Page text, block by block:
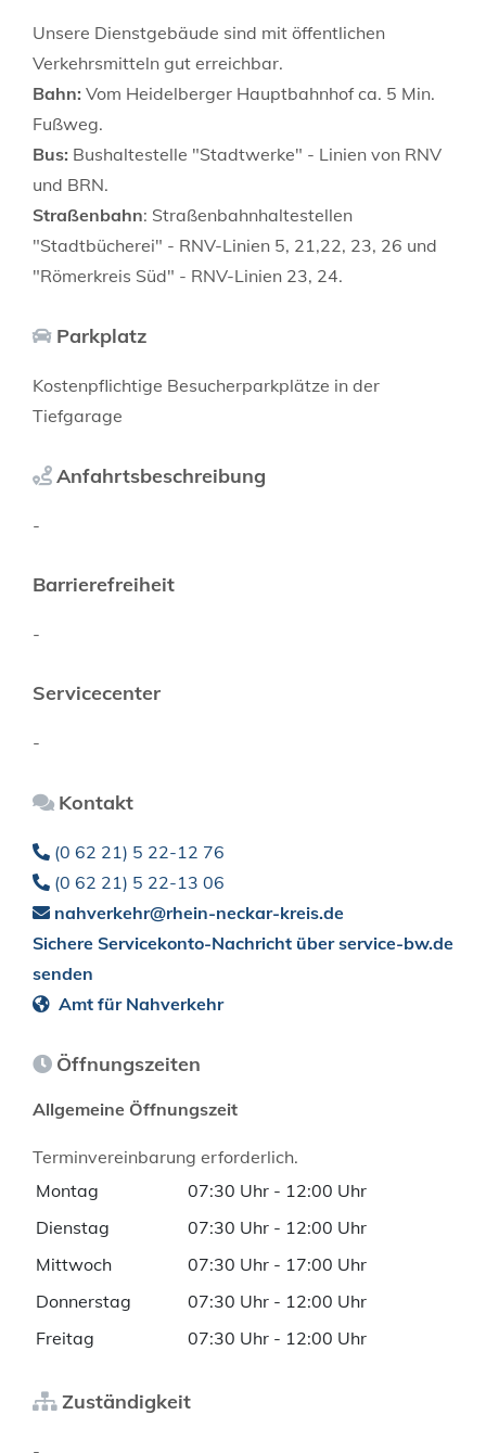
Unsere Dienstgebäude sind mit öffentlichen
Verkehrsmitteln gut erreichbar.
Bahn: Vom Heidelberger Hauptbahnhof ca. 5 Min.
Fußweg.
Bus: Bushaltestelle "Stadtwerke" - Linien von RNV
und BRN.
Straßenbahn: Straßenbahnhaltestellen
"Stadtbücherei" - RNV-Linien 5, 21,22, 23, 26 und
"Römerkreis Süd" - RNV-Linien 23, 24.
Parkplatz
Kostenpflichtige Besucherparkplätze in der
Tiefgarage
Anfahrtsbeschreibung
-
Barrierefreiheit
-
Servicecenter
-
Kontakt
(0 62 21) 5 22-12 76
(0 62 21) 5 22-13 06
nahverkehr@rhein-neckar-kreis.de
Sichere Servicekonto-Nachricht über service-bw.de
senden
Amt für Nahverkehr
Öffnungszeiten
Allgemeine Öffnungszeit
Terminvereinbarung erforderlich.
Montag
07:30 Uhr - 12:00 Uhr
Dienstag
07:30 Uhr - 12:00 Uhr
Mittwoch
07:30 Uhr - 17:00 Uhr
Donnerstag
07:30 Uhr - 12:00 Uhr
Freitag
07:30 Uhr - 12:00 Uhr
Zuständigkeit